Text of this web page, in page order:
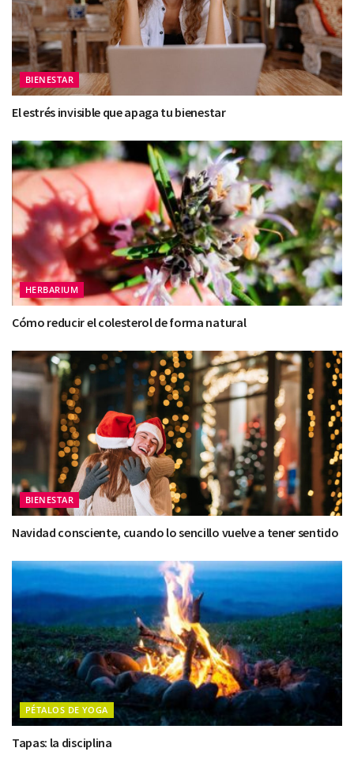
BIENESTAR
El estrés invisible que apaga tu bienestar
HERBARIUM
Cómo reducir el colesterol de forma natural
BIENESTAR
Navidad consciente, cuando lo sencillo vuelve a tener sentido
PÉTALOS DE YOGA
Tapas: la disciplina